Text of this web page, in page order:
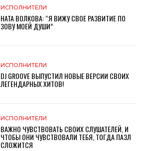
ИСПОЛНИТЕЛИ
НАТА ВОЛКОВА: “Я ВИЖУ СВОЕ РАЗВИТИЕ ПО
ЗОВУ МОЕЙ ДУШИ”
ИСПОЛНИТЕЛИ
DJ GROOVE ВЫПУСТИЛ НОВЫЕ ВЕРСИИ СВОИХ
ЛЕГЕНДАРНЫХ ХИТОВ!
ИСПОЛНИТЕЛИ
ВАЖНО ЧУВСТВОВАТЬ СВОИХ СЛУШАТЕЛЕЙ, И
ЧТОБЫ ОНИ ЧУВСТВОВАЛИ ТЕБЯ, ТОГДА ПАЗЛ
СЛОЖИТСЯ